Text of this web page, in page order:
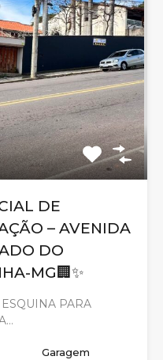
DE
– AVENIDA
DO
MG🏢✨
PARA
Garagem